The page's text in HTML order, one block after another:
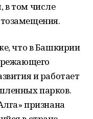
том числе
что в Башкирии
и работает
парков.
признана